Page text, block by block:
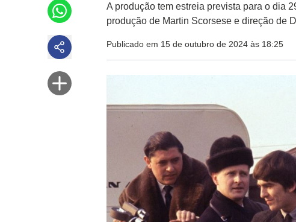
A produção tem estreia prevista para o dia
produção de Martin Scorsese e direção de
Publicado em 15 de outubro de 2024 às 18:25